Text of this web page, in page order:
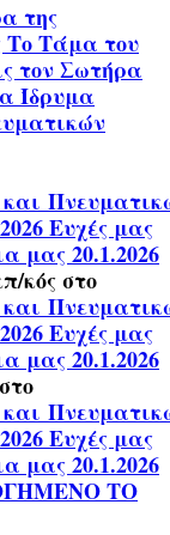
της
Το Τάμα του
τον Σωτήρα
Ίδρυμα
Ευχές μας
μας 20.1.2026
κόςστο
Ευχές μας
μας 20.1.2026
στο
Ευχές μας
μας 20.1.2026
ΤΟ